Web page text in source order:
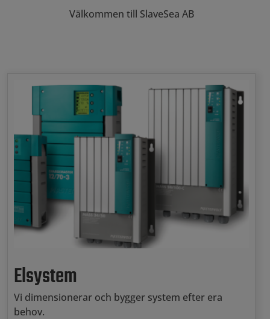
Välkommen till SlaveSea AB
Elsystem
Vi dimensionerar och bygger system efter era
behov.